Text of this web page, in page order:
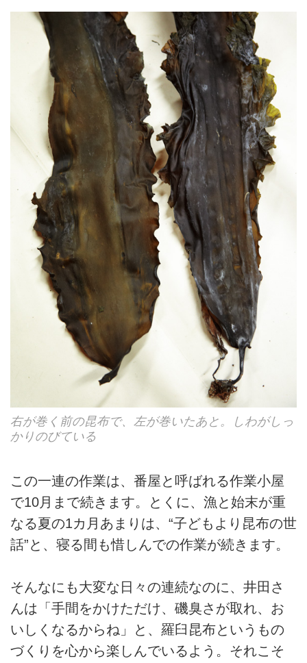
右が巻く前の昆布で、左が巻いたあと。しわがしっ
かりのびている
この一連の作業は、番屋と呼ばれる作業小屋
で10月まで続きます。とくに、漁と始末が重
なる夏の1カ月あまりは、“子どもより昆布の世
話”と、寝る間も惜しんでの作業が続きます。
そんなにも大変な日々の連続なのに、井田さ
んは「手間をかけただけ、磯臭さが取れ、お
いしくなるからね」と、羅臼昆布というもの
づくりを心から楽しんでいるよう。それこそ